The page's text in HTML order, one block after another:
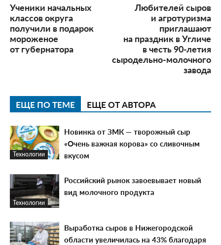
Ученики начальных
классов округа
получили в подарок
мороженое
от губернатора
Любителей сыров
и агротуризма
приглашают
на праздник в Угличе
в честь 90-летия
сыродельно-молочного
завода
ЕЩЕ ПО ТЕМЕ ЕЩЕ ОТ АВТОРА
Технологии
Новинка от ЗМК — творожный сыр
«Очень важная корова» со сливочным
вкусом
Технологии
Российский рынок завоевывает новый
вид молочного продукта
Выработка сыров в Нижегородской
области увеличилась на 43% благодаря